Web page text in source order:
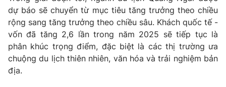
dự báo sẽ chuyển từ mục tiêu tăng trưởng theo chiều
rộng sang tăng trưởng theo chiều sâu. Khách quốc tế -
vốn đã tăng 2,6 lần trong năm 2025 sẽ tiếp tục là
phân khúc trọng điểm, đặc biệt là các thị trường ưa
chuộng du lịch thiên nhiên, văn hóa và trải nghiệm bản
địa.